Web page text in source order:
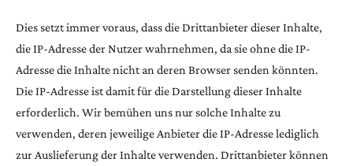
Dies setzt immer voraus, dass die Drittanbieter dieser Inhalte,
die IP-Adresse der Nutzer wahrnehmen, da sie ohne die IP-
Adresse die Inhalte nicht an deren Browser senden könnten.
Die IP-Adresse ist damit für die Darstellung dieser Inhalte
erforderlich. Wir bemühen uns nur solche Inhalte zu
verwenden, deren jeweilige Anbieter die IP-Adresse lediglich
zur Auslieferung der Inhalte verwenden. Drittanbieter können